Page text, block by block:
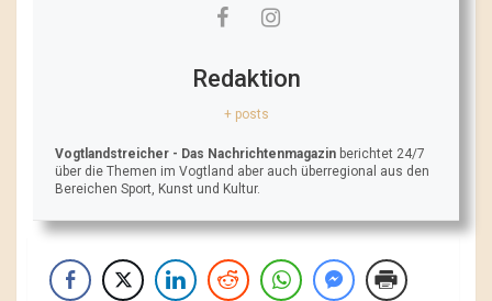
Redaktion
+ posts
Vogtlandstreicher - Das Nachrichtenmagazin berichtet 24/7
über die Themen im Vogtland aber auch überregional aus den
Bereichen Sport, Kunst und Kultur.